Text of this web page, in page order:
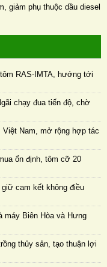
giảm phụ thuộc dầu diesel
RAS-IMTA, hướng tới
chạy đua tiến độ, chờ
Việt Nam, mở rộng hợp tác
ổn định, tôm cỡ 20
cam kết không điều
máy Biên Hòa và Hưng
thủy sản, tạo thuận lợi